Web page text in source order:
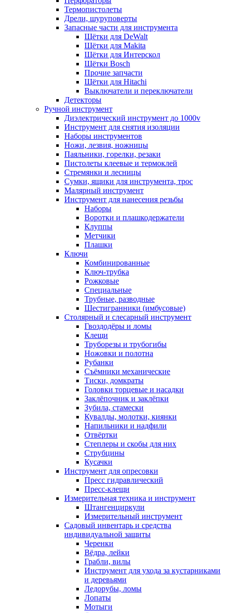
Термопистолеты
Дрели, шуруповерты
Запасные части для инструмента
Щётки для DeWalt
Щётки для Makita
Щётки для Интерскол
Щётки Bosch
Прочие запчасти
Щётки для Hitachi
Выключатели и переключатели
Детекторы
Ручной инструмент
Диэлектрический инструмент до 1000v
Инструмент для снятия изоляции
Наборы инструментов
Ножи, лезвия, ножницы
Паяльники, горелки, резаки
Пистолеты клеевые и термоклей
Стремянки и лесницы
Сумки, ящики для инструмента, трос
Малярный инструмент
Инструмент для нанесения резьбы
Наборы
Воротки и плашкодержатели
Клуппы
Метчики
Плашки
Ключи
Комбинированные
Ключ-трубка
Рожковые
Специальные
Трубные, разводные
Шестигранники (имбусовые)
Столярный и слесарный инструмент
Гвоздодёры и ломы
Клещи
Труборезы и трубогибы
Ножовки и полотна
Рубанки
Съёмники механические
Тиски, домкраты
Головки торцевые и насадки
Заклёпочник и заклёпки
Зубила, стамески
Кувалды, молотки, киянки
Напильники и надфили
Отвёртки
Степлеры и скобы для них
Струбцины
Кусачки
Инструмент для опресовки
Пресс гидравлический
Пресс-клещи
Измерительная техника и инструмент
Штангенциркули
Измерительный инструмент
Садовый инвентарь и средства
индивидуальной защиты
Черенки
Вёдра, лейки
Грабли, вилы
Инструмент для ухода за кустарниками
и деревьями
Ледорубы, ломы
Лопаты
Мотыги